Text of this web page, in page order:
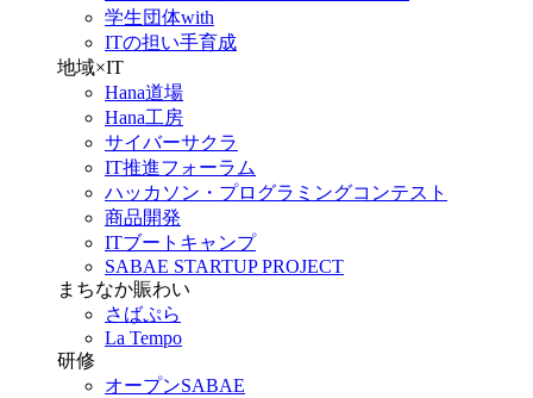
学生団体with
ITの担い手育成
地域×IT
Hana道場
Hana工房
サイバーサクラ
IT推進フォーラム
ハッカソン・プログラミングコンテスト
商品開発
ITブートキャンプ
SABAE STARTUP PROJECT
まちなか賑わい
さばぷら
La Tempo
研修
オープンSABAE